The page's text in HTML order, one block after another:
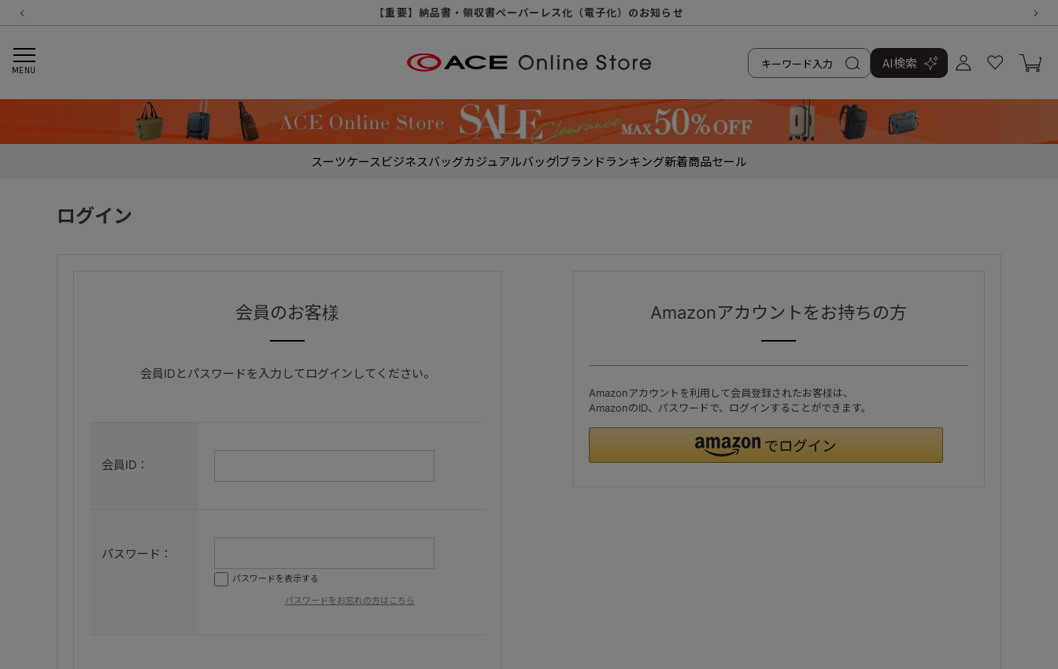
【重要】令和８年熊本地震に伴う配送への影響について
【重要】納品書・領収書ペーパーレス化（電子化）のお知らせ
【重要】天候不良や交通状況・物量増等に伴う配送への影響について
【重要】悪質な詐欺サイトにご注意ください
【重要】各種メールが届かない場合に関しまして
【重要】お問い合わせのご対応に関しまして
【重要】SNSのなりすまし詐欺にご注意ください
MENU AI検索
スーツケースビジネスバッグカジュアルバッグブランドランキング新着商品セール
ログイン
会員のお客様
会員IDとパスワードを入力してログインしてください。
会員ID：
パスワード：
パスワードを表示する
パスワードをお忘れの方はこちら
Amazonアカウントをお持ちの方
Amazonアカウントを利用して会員登録されたお客様は、
AmazonのID、パスワードで、ログインすることができます。